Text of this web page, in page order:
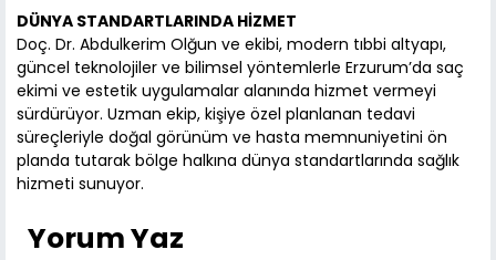
DÜNYA STANDARTLARINDA HİZMET
Doç. Dr. Abdulkerim Olğun ve ekibi, modern tıbbi altyapı,
güncel teknolojiler ve bilimsel yöntemlerle Erzurum’da saç
ekimi ve estetik uygulamalar alanında hizmet vermeyi
sürdürüyor. Uzman ekip, kişiye özel planlanan tedavi
süreçleriyle doğal görünüm ve hasta memnuniyetini ön
planda tutarak bölge halkına dünya standartlarında sağlık
hizmeti sunuyor.
Yorum Yaz